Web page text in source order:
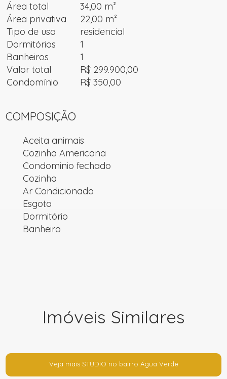
Área total
34,00 m²
Área privativa
22,00 m²
Tipo de uso
residencial
Dormitórios
1
Banheiros
1
Valor total
R$ 299.900,00
Condomínio
R$ 350,00
COMPOSIÇÃO
Aceita animais
Cozinha Americana
Condominio fechado
Cozinha
Ar Condicionado
Esgoto
Dormitório
Banheiro
Imóveis Similares
Veja mais STUDIO no bairro Água Verde